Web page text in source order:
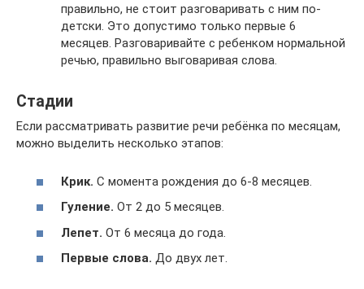
правильно, не стоит разговаривать с ним по-
детски. Это допустимо только первые 6
месяцев. Разговаривайте с ребенком нормальной
речью, правильно выговаривая слова.
Стадии
Если рассматривать развитие речи ребёнка по месяцам,
можно выделить несколько этапов:
Крик. С момента рождения до 6-8 месяцев.
Гуление. От 2 до 5 месяцев.
Лепет. От 6 месяца до года.
Первые слова. До двух лет.